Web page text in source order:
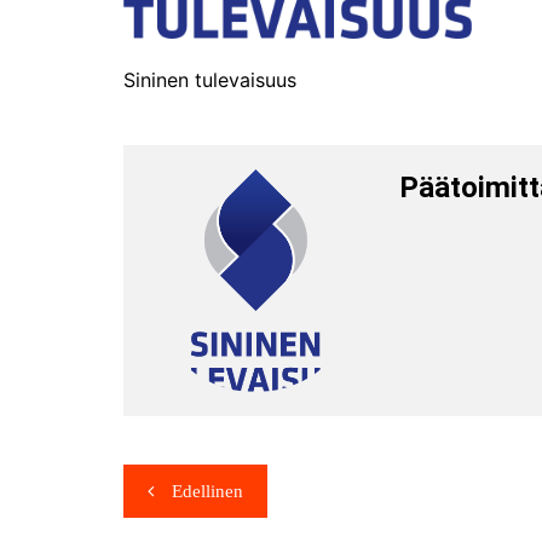
Sininen tulevaisuus
Edellinen